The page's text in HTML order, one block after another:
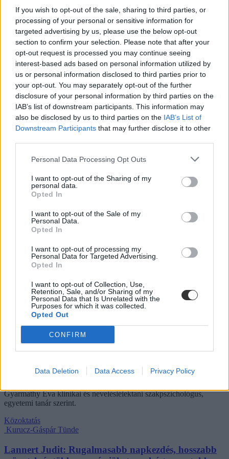
If you wish to opt-out of the sale, sharing to third parties, or
processing of your personal or sensitive information for
targeted advertising by us, please use the below opt-out
section to confirm your selection. Please note that after your
opt-out request is processed you may continue seeing
interest-based ads based on personal information utilized by
us or personal information disclosed to third parties prior to
your opt-out. You may separately opt-out of the further
disclosure of your personal information by third parties on the
IAB’s list of downstream participants. This information may
also be disclosed by us to third parties on the IAB’s List of
Downstream Participants that may further disclose it to other
Personal Data Processing Opt Outs
I want to opt-out of the Sharing of my
personal data.
Opted In
I want to opt-out of the Sale of my
Personal Data.
Opted In
I want to opt-out of processing my
Personal Data for Targeted Advertising.
Opted In
I want to opt-out of Collection, Use,
Retention, Sale, and/or Sharing of my
Personal Data that Is Unrelated with the
Purposes for which it was collected.
Opted Out
CONFIRM
Data Deletion Data Access Privacy Policy
művelőinek a legkevésbé sem egy állam közjogi berendezkedését
lefektető alapdokumentumára lenne indokolt felesküdnie, hanem
olyan értékekre, amelyeknek a tudomány a szolgálatában áll: az
igazság keresésére és az emberiség javának az előmozdítására. Az
egyetemnek ezért változtatnia kell a szabályzatán - írja a TASZ
blogja.
Tetszett a cikk? Kövess minket a Facebookon is, és nem fogsz
lemaradni a fontos hírekről!
alkotmány
Eötvös Loránd Tudományegyetem
alaptörvény
TASZ
egyetem per
hallgató per
Mi a baj a 8 osztályos általános iskolával, és mi jöhet
helyette?
A kisiskolák tanárhiánya és a kisgimnáziumok elitképzővé válása
nem elszigetelt hibák, hanem a jelenlegi oktatási szerkezet
Gyarmathy Éva klinikai és neveléslélektani szakpszichológus,
egyetemi tanár szerint.
Közoktatás
Kurucz-Gáspár Tünde
Lannert Judit: Rugalmasabb napkezdés, hosszabb